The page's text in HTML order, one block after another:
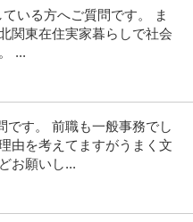
間以内
備・電気 ※会員属性などに応じ、
この条件の求人をもっと見る
いる方へご質問です。 ま
関東在住実家暮らしで社会
...
です。 前職も一般事務でし
由を考えてますがうまく文
お願いし...